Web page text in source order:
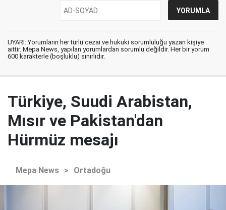
UYARI: Yorumların her türlü cezai ve hukuki sorumluluğu yazan kişiye
aittir. Mepa News, yapılan yorumlardan sorumlu değildir. Her bir yorum
600 karakterle (boşluklu) sınırlıdır.
Türkiye, Suudi Arabistan,
Mısır ve Pakistan'dan
Hürmüz mesajı
Mepa News > Ortadoğu